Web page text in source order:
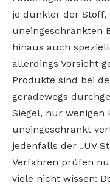
je dunkler der Stoff,
uneingeschränkten
hinaus auch
allerdings Vorsicht
Produkte sind bei
geradewegs
Siegel, nur wenigen
uneingeschränkt
jedenfalls der „UV
Verfahren prüfen
viele nicht wissen: